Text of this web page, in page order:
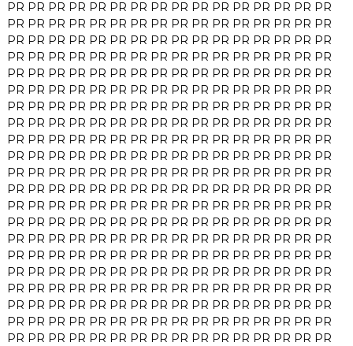
PR PR PR PR PR PR PR PR PR PR PR PR PR PR PR PR
PR PR PR PR PR PR PR PR PR PR PR PR PR PR PR PR
PR PR PR PR PR PR PR PR PR PR PR PR PR PR PR PR
PR PR PR PR PR PR PR PR PR PR PR PR PR PR PR PR
PR PR PR PR PR PR PR PR PR PR PR PR PR PR PR PR
PR PR PR PR PR PR PR PR PR PR PR PR PR PR PR PR
PR PR PR PR PR PR PR PR PR PR PR PR PR PR PR PR
PR PR PR PR PR PR PR PR PR PR PR PR PR PR PR PR
PR PR PR PR PR PR PR PR PR PR PR PR PR PR PR PR
PR PR PR PR PR PR PR PR PR PR PR PR PR PR PR PR
PR PR PR PR PR PR PR PR PR PR PR PR PR PR PR PR
PR PR PR PR PR PR PR PR PR PR PR PR PR PR PR PR
PR PR PR PR PR PR PR PR PR PR PR PR PR PR PR PR
PR PR PR PR PR PR PR PR PR PR PR PR PR PR PR PR
PR PR PR PR PR PR PR PR PR PR PR PR PR PR PR PR
PR PR PR PR PR PR PR PR PR PR PR PR PR PR PR PR
PR PR PR PR PR PR PR PR PR PR PR PR PR PR PR PR
PR PR PR PR PR PR PR PR PR PR PR PR PR PR PR PR
PR PR PR PR PR PR PR PR PR PR PR PR PR PR PR PR
PR PR PR PR PR PR PR PR PR PR PR PR PR PR PR PR
PR PR PR PR PR PR PR PR PR PR PR PR PR PR PR PR